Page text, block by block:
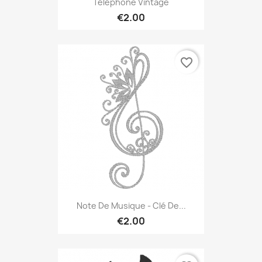
€2.00
Note De Musique - Clé De...
€2.00
favorite_border